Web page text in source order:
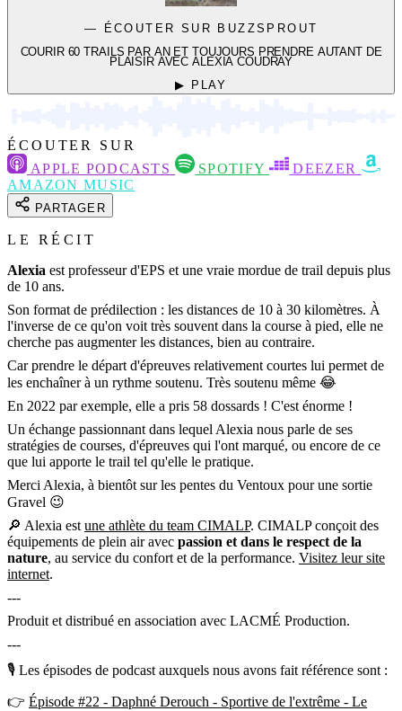
— ÉCOUTER SUR BUZZSPROUT
COURIR 60 TRAILS PAR AN ET TOUJOURS PRENDRE AUTANT DE
PLAISIR AVEC ALEXIA COUDRAY
▶ PLAY
ÉCOUTER SUR
APPLE PODCASTS
SPOTIFY
DEEZER
AMAZON MUSIC
PARTAGER
LE RÉCIT
Alexia est professeur d'EPS et une vraie mordue de trail depuis plus
de 10 ans.
Son format de prédilection : les distances de 10 à 30 kilomètres. À
l'inverse de ce qu'on voit très souvent dans la course à pied, elle ne
cherche pas augmenter les distances, bien au contraire.
Car prendre le départ d'épreuves relativement courtes lui permet de
les enchaîner à un rythme soutenu. Très soutenu même 😂
En 2022 par exemple, elle a pris 58 dossards ! C'est énorme !
Un échange passionnant dans lequel Alexia nous parle de ses
stratégies de courses, d'épreuves qui l'ont marqué, ou encore de ce
que lui apporte le trail tel qu'elle le pratique.
Merci Alexia, à bientôt sur les pentes du Ventoux pour une sortie
Gravel 😉
🔎 Alexia estune athlète du team CIMALP. CIMALP conçoit des
équipements de plein air avec passion et dans le respect de la
nature, au service du confort et de la performance. Visitez leur site
internet.
---
Produit et distribué en association avec LACMÉ Production.
---
🎙 Les épisodes de podcast auxquels nous avons fait référence sont :
👉 Épisode #22 - Daphné Derouch - Sportive de l'extrême - Le